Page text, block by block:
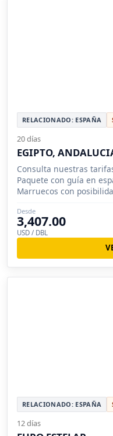
RELACIONADO: ESPAÑA
20 días
EGIPTO,
Consulta nuestras
Paquete con guía en
Marruecos con
Desde
3,407.00
USD / DBL
RELACIONADO: ESPAÑA
12 días